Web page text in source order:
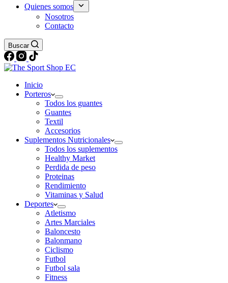
Quienes somos
Nosotros
Contacto
Buscar
Inicio
Porteros
Todos los guantes
Guantes
Textil
Accesorios
Suplementos Nutricionales
Todos los suplementos
Healthy Market
Perdida de peso
Proteinas
Rendimiento
Vitaminas y Salud
Deportes
Atletismo
Artes Marciales
Baloncesto
Balonmano
Ciclismo
Futbol
Futbol sala
Fitness